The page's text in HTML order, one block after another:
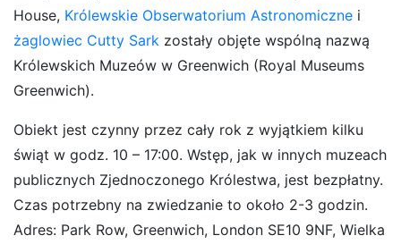
House, Królewskie Obserwatorium Astronomiczne i
żaglowiec Cutty Sark zostały objęte wspólną nazwą
Królewskich Muzeów w Greenwich (Royal Museums
Greenwich).
Obiekt jest czynny przez cały rok z wyjątkiem kilku
świąt w godz. 10 – 17:00. Wstęp, jak w innych muzeach
publicznych Zjednoczonego Królestwa, jest bezpłatny.
Czas potrzebny na zwiedzanie to około 2-3 godzin.
Adres: Park Row, Greenwich, London SE10 9NF, Wielka